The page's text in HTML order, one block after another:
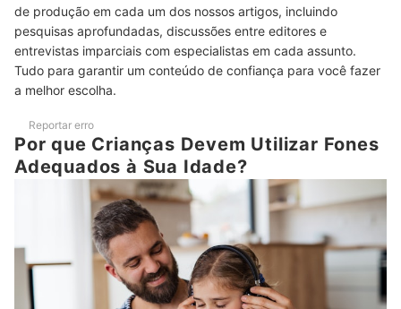
6
Confira se o Fone Infantil Tem Microfone para Usar em Aulas
Top 10 Melhores Fones de Ouvido Infantis
Perguntas Frequentes sobre Fone de Ouvido Infantil
Veja Esta Outra Dica Sensacional de Presente para Crianças
de produção em cada um dos nossos artigos, incluindo
pesquisas aprofundadas, discussões entre editores e
entrevistas imparciais com especialistas em cada assunto.
Tudo para garantir um conteúdo de confiança para você fazer
a melhor escolha.
Reportar erro
Por que Crianças Devem Utilizar Fones
Adequados à Sua Idade?